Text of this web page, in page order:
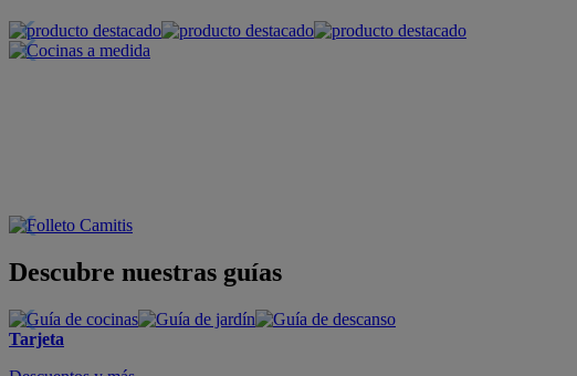
Descubre nuestras guías
Tarjeta